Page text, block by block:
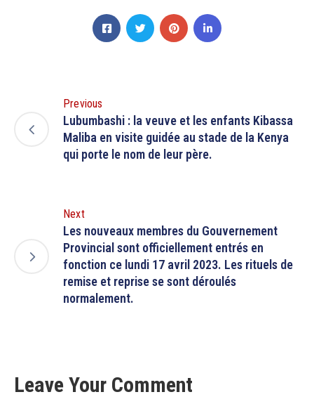
Previous
Lubumbashi : la veuve et les enfants Kibassa
Maliba en visite guidée au stade de la Kenya
qui porte le nom de leur père.
Next
Les nouveaux membres du Gouvernement
Provincial sont officiellement entrés en
fonction ce lundi 17 avril 2023. Les rituels de
remise et reprise se sont déroulés
normalement.
Leave Your Comment